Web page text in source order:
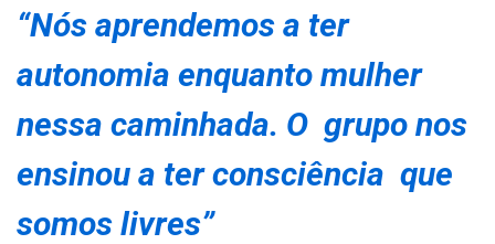
“Nós aprendemos a ter
autonomia enquanto mulher
nessa caminhada. O grupo nos
ensinou a ter consciência que
somos livres”